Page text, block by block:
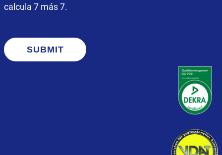
calcula 7 más 7.
SUBMIT